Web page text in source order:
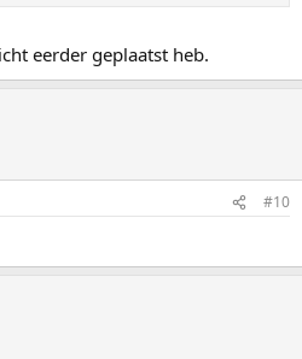
eerder geplaatst heb.
#10